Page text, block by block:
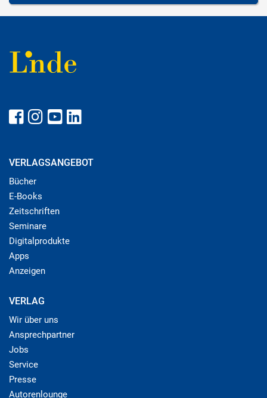
VERLAGSANGEBOT
Bücher
E-Books
Zeitschriften
Seminare
Digitalprodukte
Apps
Anzeigen
VERLAG
Wir über uns
Ansprechpartner
Jobs
Service
Presse
Autorenlounge